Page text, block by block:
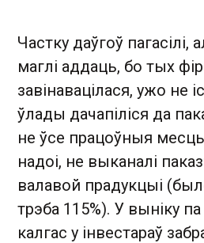
Частку даўгоў пагасілі,
маглі аддаць, бо тых
завінавацілася, ужо не
ўлады дачапіліся да
не ўсе працоўныя
надоі, не выканалі
валавой прадукцыі
трэба 115%). У выніку
калгас у інвестараў